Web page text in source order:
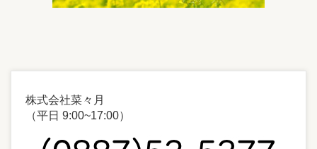
株式会社菜々月
（平日 9:00~17:00）